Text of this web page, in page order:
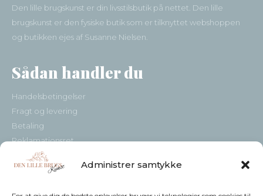
Administrer samtykke
Den lille brugskunst er din livsstilsbutik på nettet. Den lille
brugskunst er den fysiske butik som er tilknyttet webshoppen
og butikken ejes af Susanne Nielsen.
Sådan handler du
Handelsbetingelser
Fragt og levering
Betaling
Reklamationsret
Kundeservice
Sådan handler du